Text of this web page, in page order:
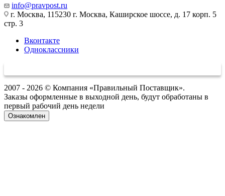
info@pravpost.ru
г. Москва, 115230 г. Москва, Каширское шоссе, д. 17 корп. 5
стр. 3
Вконтакте
Одноклассники
2007 - 2026 © Компания «Правильный Поставщик».
Заказы оформленные в выходной день, будут обработаны в
первый рабочий день недели
Ознакомлен